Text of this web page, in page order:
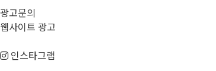
광고문의
웹사이트 광고
인스타그램